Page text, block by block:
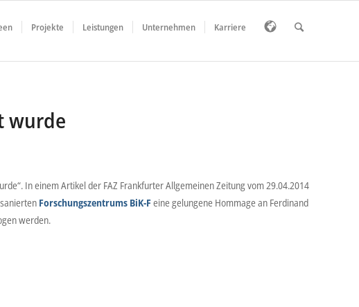
Projekte Leistungen Unternehmen Karriere
wurde
In einem Artikel der FAZ Frankfurter Allgemeinen Zeitung vom 29.04.2014
Forschungszentrums BiK-Feine gelungene Hommage an Ferdinand
werden.